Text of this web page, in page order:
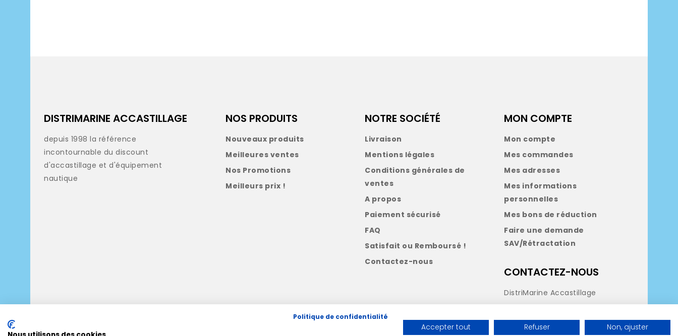
DISTRIMARINE ACCASTILLAGE
depuis 1998 la référence
incontournable du discount
d'accastillage et d'équipement
nautique
NOS PRODUITS
Nouveaux produits
Meilleures ventes
Nos Promotions
Meilleurs prix !
NOTRE SOCIÉTÉ
Livraison
Mentions légales
Conditions générales de
ventes
A propos
Paiement sécurisé
FAQ
Satisfait ou Remboursé !
Contactez-nous
MON COMPTE
Mon compte
Mes commandes
Mes adresses
Mes informations
personnelles
Mes bons de réduction
Faire une demande
SAV/Rétractation
CONTACTEZ-NOUS
DistriMarine Accastillage
contact@distrimarine.com
Politique de confidentialité
Accepter tout Refuser Non, ajuster